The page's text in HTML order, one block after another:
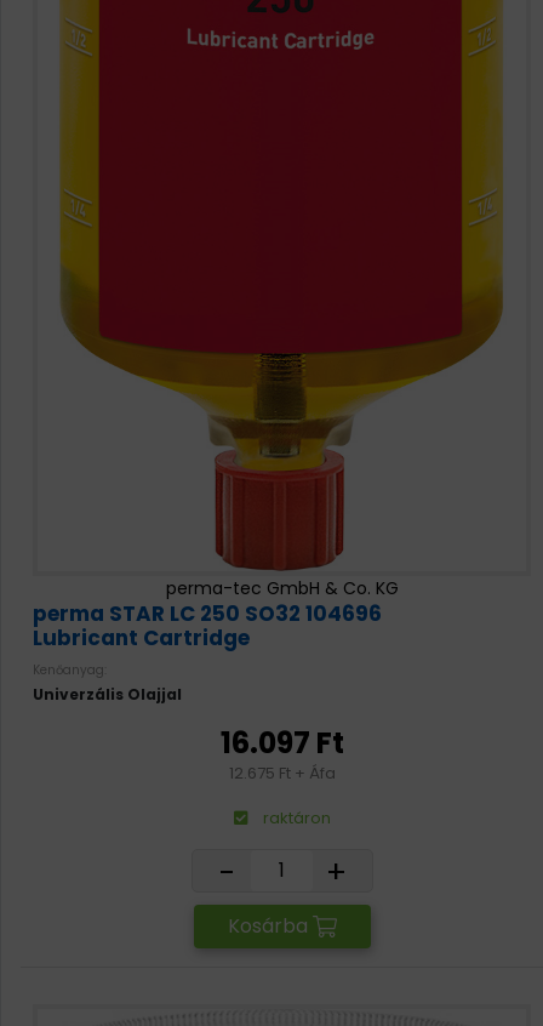
perma-tec GmbH & Co. KG
perma STAR LC 250 SO32 104696
Lubricant Cartridge
Kenőanyag:
Univerzális Olajjal
16.097 Ft
12.675 Ft + Áfa
raktáron
- +
Kosárba